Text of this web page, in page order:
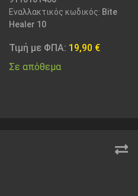
Εναλλακτικός κωδικός: Bite
Healer 10
Τιμή με ΦΠΑ: 19,90 €
Σε απόθεμα